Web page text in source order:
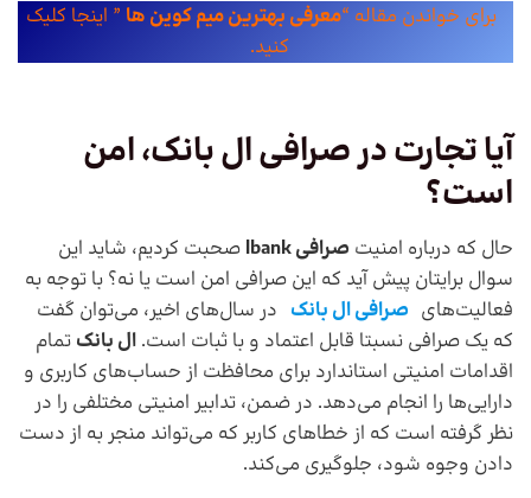
برای خواندن مقاله “معرفی بهترین میم کوین ها ” اینجا کلیک
کنید.
آیا تجارت در صرافی ال بانک، امن
است؟
حال که درباره امنیت صرافی lbank
صحبت کردیم، شاید این
سوال برایتان پیش آید که این صرافی امن است یا نه؟ با توجه به
فعالیت‌های صرافی ال بانک در سال‌های اخیر، می‌توان گفت
که یک صرافی نسبتا قابل اعتماد و با ثبات است. ال بانک تمام
اقدامات امنیتی استاندارد برای محافظت از حساب‌های کاربری و
دارایی‌ها را انجام می‌دهد. در ضمن، تدابیر امنیتی مختلفی را در
نظر گرفته است که از خطاهای کاربر که می‌تواند منجر به از دست
دادن وجوه شود، جلوگیری می‌کند.